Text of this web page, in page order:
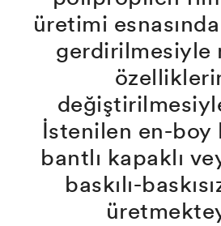
üretimi
gerdirilmesiyle
İstenilen en-boy
bantlı kapaklı
baskılı-